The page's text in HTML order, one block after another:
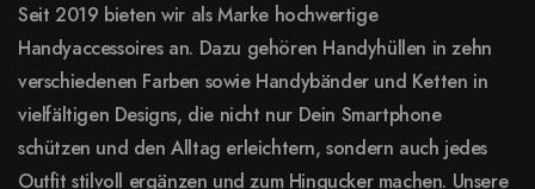
Seit 2019 bieten wir als Marke hochwertige
Handyaccessoires an. Dazu gehören Handyhüllen in zehn
verschiedenen Farben sowie Handybänder und Ketten in
vielfältigen Designs, die nicht nur Dein Smartphone
schützen und den Alltag erleichtern, sondern auch jedes
Outfit stilvoll ergänzen und zum Hingucker machen. Unsere